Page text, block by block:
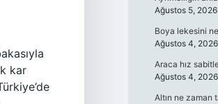
kar
Ağustos 5, 2026
Boya lekesini ne
Ağustos 4, 2026
Araca hız
Ağustos 4, 2026
Altın ne zaman